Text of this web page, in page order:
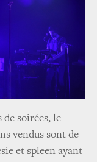
de soirées, le
vendus sont de
et spleen ayant